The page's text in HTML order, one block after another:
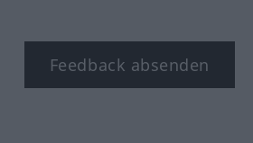
Feedback absenden